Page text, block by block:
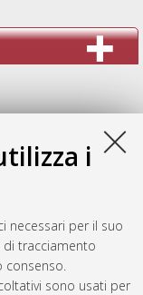
i
necessari per il suo
tracciamento
consenso.
sono usati per